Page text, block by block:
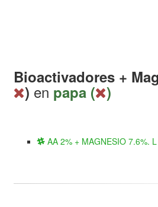
Bioactivadores +
) en papa ( )
AA 2% + MAGNESIO 7.6%. L